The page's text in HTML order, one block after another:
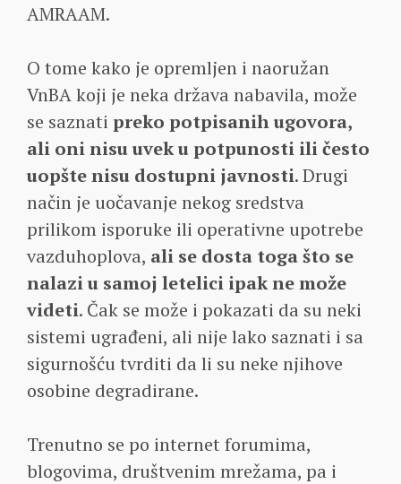
AMRAAM.
O tome kako je opremljen i naoružan
VnBA koji je neka država nabavila, može
se saznati preko potpisanih ugovora,
ali oni nisu uvek u potpunosti ili često
uopšte nisu dostupni javnosti. Drugi
način je uočavanje nekog sredstva
prilikom isporuke ili operativne upotrebe
vazduhoplova, ali se dosta toga što se
nalazi u samoj letelici ipak ne može
videti. Čak se može i pokazati da su neki
sistemi ugrađeni, ali nije lako saznati i sa
sigurnošću tvrditi da li su neke njihove
osobine degradirane.
Trenutno se po internet forumima,
blogovima, društvenim mrežama, pa i